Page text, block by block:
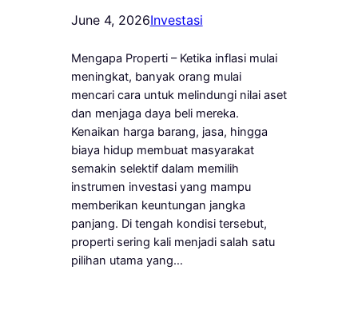
June 4, 2026Investasi
Mengapa Properti – Ketika inflasi mulai
meningkat, banyak orang mulai
mencari cara untuk melindungi nilai aset
dan menjaga daya beli mereka.
Kenaikan harga barang, jasa, hingga
biaya hidup membuat masyarakat
semakin selektif dalam memilih
instrumen investasi yang mampu
memberikan keuntungan jangka
panjang. Di tengah kondisi tersebut,
properti sering kali menjadi salah satu
pilihan utama yang…